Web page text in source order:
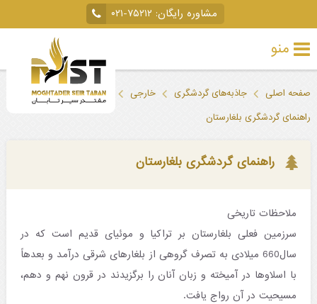
مشاوره رایگان: ۰۲۱-۷۵۲۱۲
منو
داخلی
لحظه
آخری
جاذبه‌های
صفحه اصلی جاذبه‌های گردشگری خارجی
اروپا
راهنمای گردشگری بلغارستان
راهنمای گردشگری بلغارستان
ملاحظات تاریخی
سرزمین فعلی بلغارستان بر تراکیا و موئیای قدیم است که در
سال660 میلادی به تصرف گروهی از بلغارهای شرقی درآمد و بعدهاً
با اسلاوها در آمیخته و زبان آنان را برگزیدند در قرون نهم و دهم،
مسیحیت در آن رواج یافت.